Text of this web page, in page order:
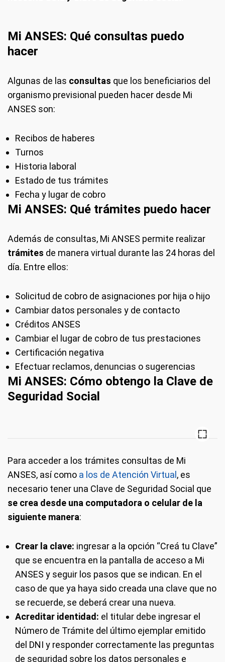
Mi ANSES: Qué consul tas puedo
hacer
Algunas de las consultas que los beneficiarios del
organismo previsional pueden hacer desde Mi
ANSES son:
Recibos de haberes
Turnos
Historia laboral
Estado de tus trámites
Fecha y lugar de cobro
Mi ANSES: Qué trámites puedo hacer
Además de consultas, Mi ANSES permite realizar
trámites de manera virtual durante las 24 horas del
día. Entre ellos:
Solicitud de cobro de asignaciones por hija o hijo
Cambiar datos personales y de contacto
Créditos ANSES
Cambiar el lugar de cobro de tus prestaciones
Certificación negativa
Efectuar reclamos, denuncias o sugerencias
Mi ANSES: Cómo obtengo la Clave de
Seguridad Social
Para acceder a los trámites consultas de Mi
ANSES, así como a los de Atención Virtual , es
necesario tener una Clave de Seguridad Social que
se crea desde una computadora o celular de la
siguiente manera:
Crear la clave: ingresar a la opción “Creá tu Clave”
que se encuentra en la pantalla de acceso a Mi
ANSES y seguir los pasos que se indican. En el
caso de que ya haya sido creada una clave que no
se recuerde, se deberá crear una nueva.
Acreditar identidad: el titular debe ingresar el
Número de Trámite del último ejemplar emitido
del DNI y responder correctamente las preguntas
de seguridad sobre los datos personales e